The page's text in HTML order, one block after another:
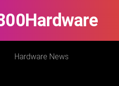
Hardware News